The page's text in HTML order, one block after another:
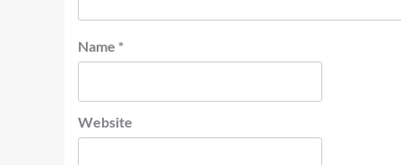
Name *
Website